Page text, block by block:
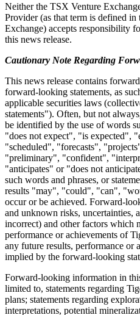
Neither the TSX Venture
Provider (as that term is defined
Exchange) accepts responsibility
this news release.
Cautionary Note Regarding
This news release contains
forward-looking statements, as
applicable securities laws
statements"). Often, but not
be identified by the use of words
"does not expect", "is expected",
"scheduled", "forecasts",
"preliminary", "confident",
"anticipates" or "does not
such words and phrases, or
results "may", "could", "can",
occur or be achieved. Forward-
and unknown risks, uncertainties,
incorrect) and other factors which
performance or achievements of
any future results, performance or
implied by the forward-looking
Forward-looking information in
limited to, statements regarding
plans; statements regarding
interpretations, potential